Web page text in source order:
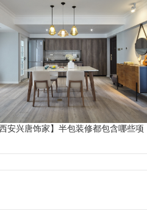
西安兴唐饰家】半包装修都包含哪些项